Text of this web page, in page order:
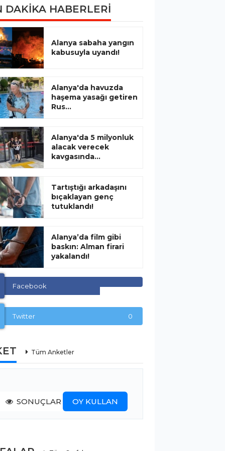
DAKİKA HABERLERİ
Alanya sabaha yangın
kabusuyla uyandı!
Alanya'da havuzda
haşema yasağı getiren
Rus...
Alanya'da 5 milyonluk
alacak verecek
kavgasında...
Tartıştığı arkadaşını
bıçaklayan genç
tutuklandı!
Alanya’da film gibi
baskın: Alman firari
yakalandı!
Facebook
Twitter 0
Tüm Anketler
SONUÇLAR OY KULLAN